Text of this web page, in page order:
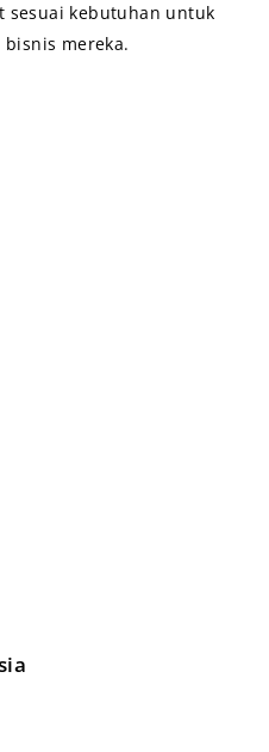
sesuai kebutuhan untuk
mereka.